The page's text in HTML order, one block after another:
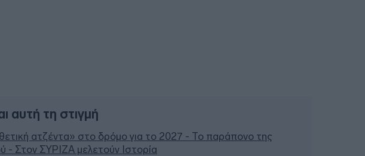
αυτή τη στιγμή
ατζέντα» στο δρόμο για το 2027 - Το παράπονο της
- Στον ΣΥΡΙΖΑ μελετούν Ιστορία